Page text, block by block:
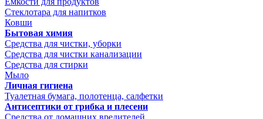
Стеклотара для напитков
Ковши
Бытовая химия
Средства для чистки, уборки
Средства для чистки канализации
Средства для стирки
Мыло
Личная гигиена
Туалетная бумага, полотенца, салфетки
Антисептики от грибка и плесени
Средства от домашних вредителей